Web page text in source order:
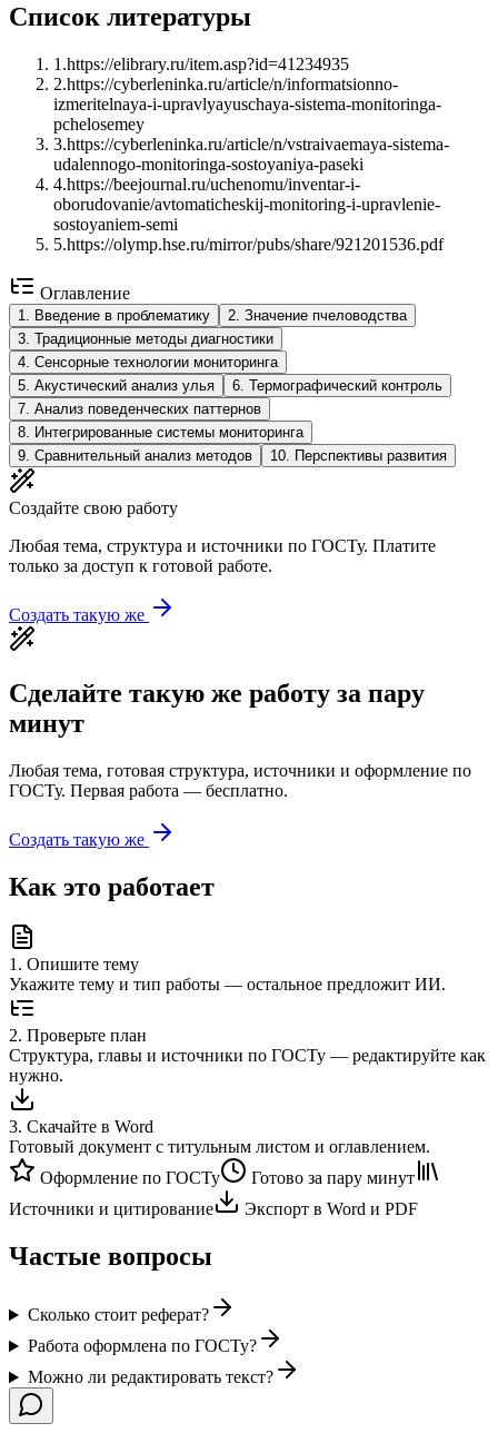
Список литературы
1 .https://elibrary.ru/item.asp?id=41234935
2.https://cyberleninka.ru/article/n/informatsionno-
izmeritelnaya-i-upravlyayuschaya-sistema-monitoringa-
pchelosemey
3.https://cyberleninka.ru/article/n/vstraivaemaya-sistema-
udalennogo-monitoringa-sostoyaniya-paseki
4.https://beejournal.ru/uchenomu/inventar-i-
oborudovanie/avtomaticheskij-monitoring-i-upravlenie-
sostoyaniem-semi
5.https://olymp.hse.ru/mirror/pubs/share/921201536.pdf
Оглавление
1 Введение в проблематику 2 Значение пчеловодства
3 Традиционные методы диагностики
4 Сенсорные технологии мониторинга
5 Акустический анализ улья 6 Термографический контроль
7 Анализ поведенческих паттернов
8
Интегрированные системы мониторинга
9 Сравнительный анализ методов 10 Перспективы развития
Создайте свою работу
Любая тема, структура и источники по ГОСТу. Платите
только за доступ к готовой работе.
Создать такую же
Сделайте такую же работу за пару
минут
Любая тема, готовая структура, источники и оформление по
ГОСТу. Первая работа — бесплатно.
Создать такую же
Как это работает
1. Опишите тему
Укажите тему и тип работы — остальное предложит ИИ.
2. Проверьте план
Структура, главы и источники по ГОСТу — редактируйте как
нужно.
3. Скачайте в Word
Готовый документ с титульным листом и оглавлением.
Оформление по ГОСТу
Готово за пару минут
Источники и цитирование
Экспорт в Word и PDF
Частые вопросы
Сколько стоит реферат?
Работа оформлена по ГОСТу?
Можно ли редактировать текст?